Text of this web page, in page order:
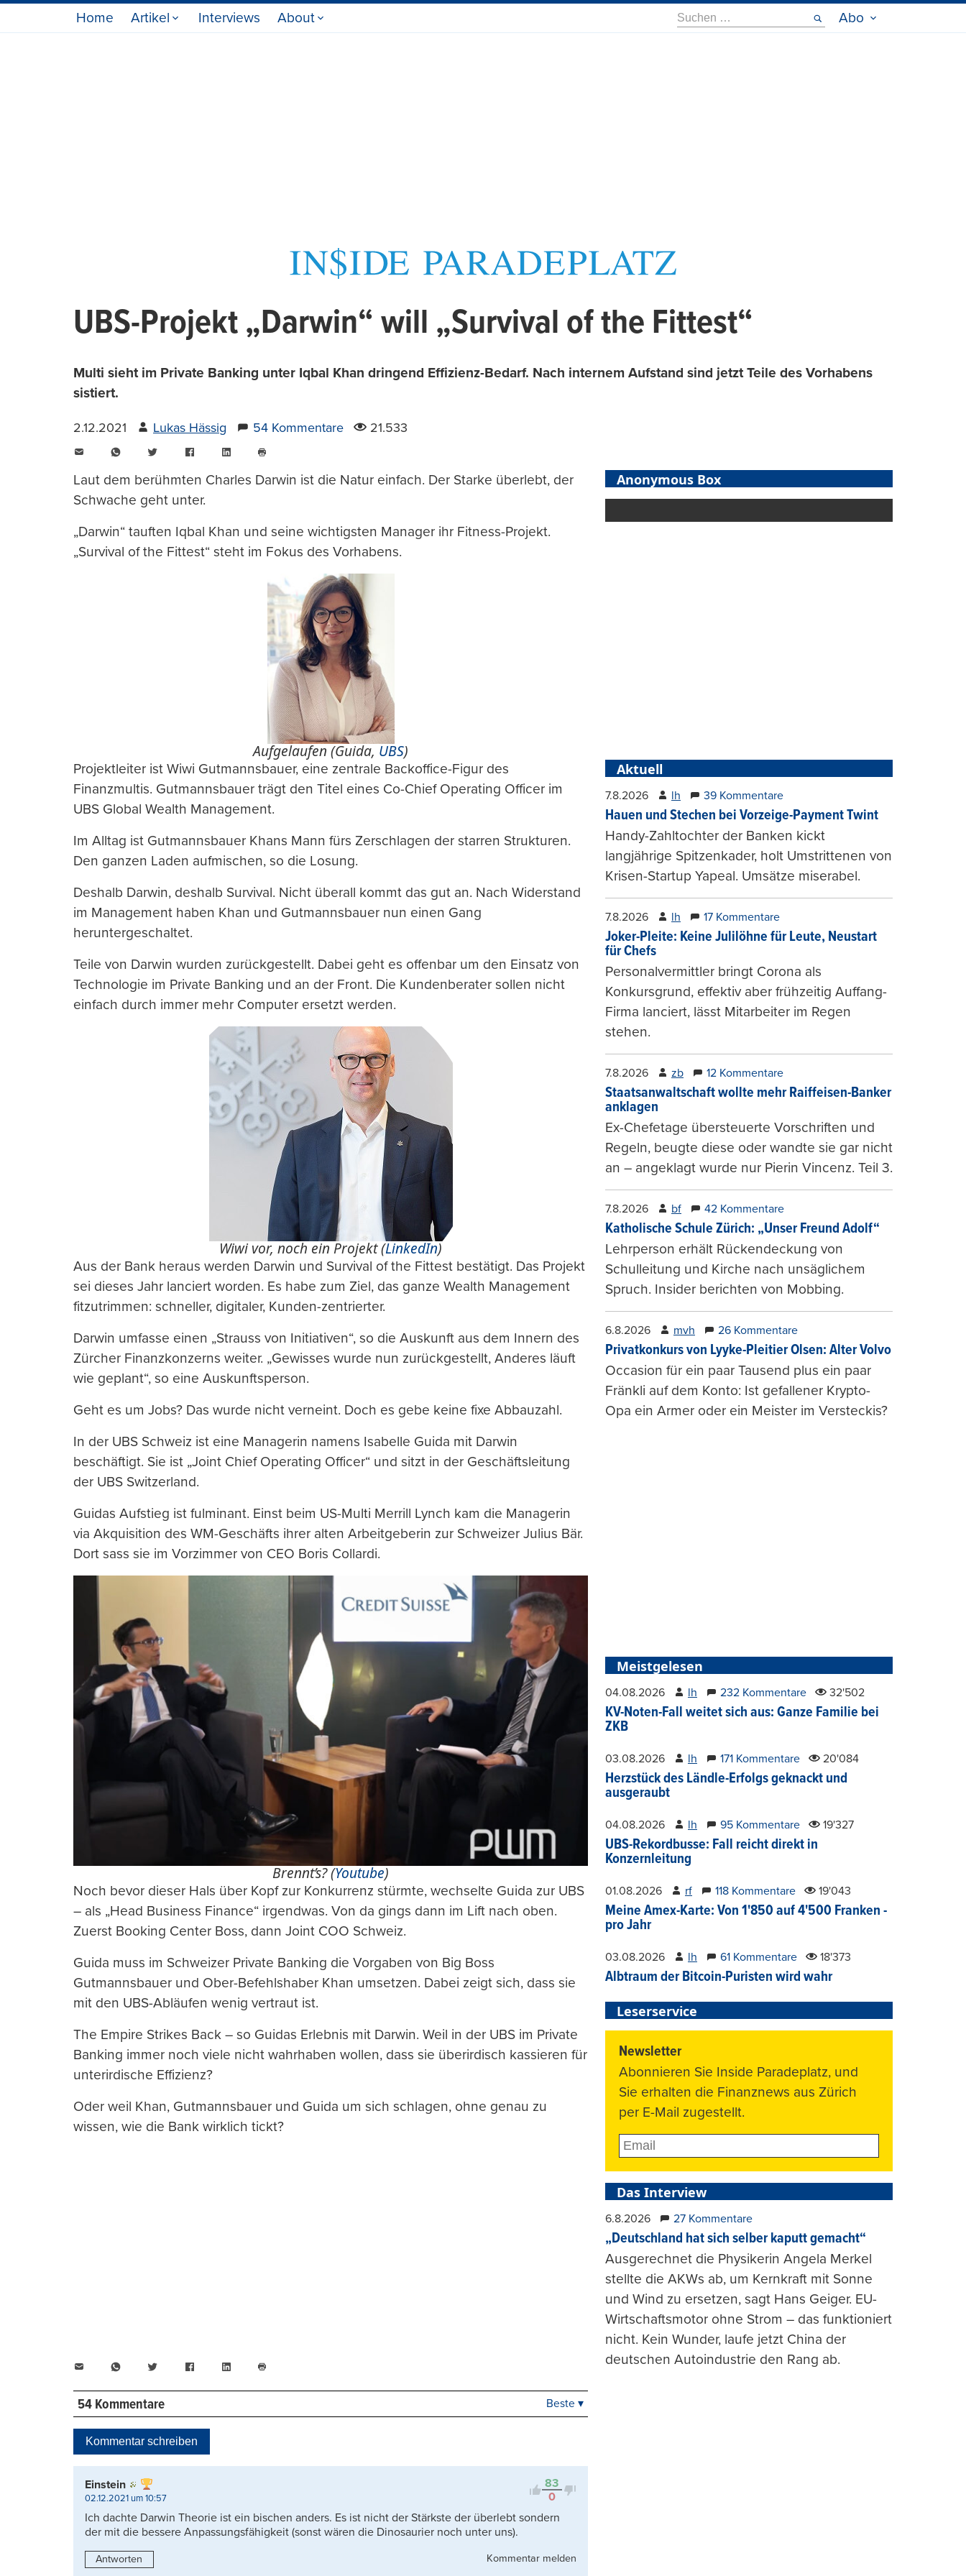
Home Artikel Interviews About
Suche
nach:
Abo
UBS-Projekt „Darwin“ will „Survival of the Fittest“
Multi sieht im Private Banking unter Iqbal Khan dringend Effizienz-Bedarf. Nach internem Aufstand sind jetzt Teile des Vorhabens
sistiert.
2.12.2021 Lukas Hässig 54 Kommentare 21.533
WhatsAppTwitter FacebookLinkedIn
drucken
Laut dem berühmten Charles Darwin ist die Natur einfach. Der Starke überlebt, der
Schwache geht unter.
„Darwin“ tauften Iqbal Khan und seine wichtigsten Manager ihr Fitness-Projekt.
„Survival of the Fittest“ steht im Fokus des Vorhabens.
Aufgelaufen (Guida, UBS)
Projektleiter ist Wiwi Gutmannsbauer, eine zentrale Backoffice-Figur des
Finanzmultis. Gutmannsbauer trägt den Titel eines Co-Chief Operating Officer im
UBS Global Wealth Management.
Im Alltag ist Gutmannsbauer Khans Mann fürs Zerschlagen der starren Strukturen.
Den ganzen Laden aufmischen, so die Losung.
Deshalb Darwin, deshalb Survival. Nicht überall kommt das gut an. Nach Widerstand
im Management haben Khan und Gutmannsbauer nun einen Gang
heruntergeschaltet.
Teile von Darwin wurden zurückgestellt. Dabei geht es offenbar um den Einsatz von
Technologie im Private Banking und an der Front. Die Kundenberater sollen nicht
einfach durch immer mehr Computer ersetzt werden.
Wiwi vor, noch ein Projekt (LinkedIn)
Aus der Bank heraus werden Darwin und Survival of the Fittest bestätigt. Das Projekt
sei dieses Jahr lanciert worden. Es habe zum Ziel, das ganze Wealth Management
fitzutrimmen: schneller, digitaler, Kunden-zentrierter.
Darwin umfasse einen „Strauss von Initiativen“, so die Auskunft aus dem Innern des
Zürcher Finanzkonzerns weiter. „Gewisses wurde nun zurückgestellt, Anderes läuft
wie geplant“, so eine Auskunftsperson.
Geht es um Jobs? Das wurde nicht verneint. Doch es gebe keine fixe Abbauzahl.
In der UBS Schweiz ist eine Managerin namens Isabelle Guida mit Darwin
beschäftigt. Sie ist „Joint Chief Operating Officer“ und sitzt in der Geschäftsleitung
der UBS Switzerland.
Guidas Aufstieg ist fulminant. Einst beim US-Multi Merrill Lynch kam die Managerin
via Akquisition des WM-Geschäfts ihrer alten Arbeitgeberin zur Schweizer Julius Bär.
Dort sass sie im Vorzimmer von CEO Boris Collardi.
Brennt’s? (Youtube)
Noch bevor dieser Hals über Kopf zur Konkurrenz stürmte, wechselte Guida zur UBS
– als „Head Business Finance“ irgendwas. Von da gings dann im Lift nach oben.
Zuerst Booking Center Boss, dann Joint COO Schweiz.
Guida muss im Schweizer Private Banking die Vorgaben von Big Boss
Gutmannsbauer und Ober-Befehlshaber Khan umsetzen. Dabei zeigt sich, dass sie
mit den UBS-Abläufen wenig vertraut ist.
The Empire Strikes Back – so Guidas Erlebnis mit Darwin. Weil in der UBS im Private
Banking immer noch viele nicht wahrhaben wollen, dass sie überirdisch kassieren für
unterirdische Effizienz?
Oder weil Khan, Gutmannsbauer und Guida um sich schlagen, ohne genau zu
wissen, wie die Bank wirklich tickt?
WhatsAppTwitter FacebookLinkedIn
drucken
54 Kommentare
Kontrovers
Beste ▾
Kommentar schreiben
83
0
Einstein
02.12.2021 um 10:57
Ich dachte Darwin Theorie ist ein bischen anders. Es ist nicht der Stärkste der überlebt sondern
der mit die bessere Anpassungsfähigkeit (sonst wären die Dinosaurier noch unter uns).
Antworten
Kommentar melden
Anonymous Box
Aktuell
7.8.2026 lh 39 Kommentare
Hauen und Stechen bei Vorzeige-Payment Twint
Handy-Zahltochter der Banken kickt
langjährige Spitzenkader, holt Umstrittenen von
Krisen-Startup Yapeal. Umsätze miserabel.
7.8.2026 lh 17 Kommentare
Joker-Pleite: Keine Julilöhne für Leute, Neustart
für Chefs
Personalvermittler bringt Corona als
Konkursgrund, effektiv aber frühzeitig Auffang-
Firma lanciert, lässt Mitarbeiter im Regen
stehen.
7.8.2026 zb 12 Kommentare
Staatsanwaltschaft wollte mehr Raiffeisen-Banker
anklagen
Ex-Chefetage übersteuerte Vorschriften und
Regeln, beugte diese oder wandte sie gar nicht
an – angeklagt wurde nur Pierin Vincenz. Teil 3.
7.8.2026 bf 42 Kommentare
Katholische Schule Zürich: „Unser Freund Adolf“
Lehrperson erhält Rückendeckung von
Schulleitung und Kirche nach unsäglichem
Spruch. Insider berichten von Mobbing.
6.8.2026 mvh 26 Kommentare
Privatkonkurs von Lyyke-Pleitier Olsen: Alter Volvo
Occasion für ein paar Tausend plus ein paar
Fränkli auf dem Konto: Ist gefallener Krypto-
Opa ein Armer oder ein Meister im Versteckis?
Meistgelesen
04.08.2026 lh 232 Kommentare 32'502
KV-Noten-Fall weitet sich aus: Ganze Familie bei
ZKB
03.08.2026 lh 171 Kommentare 20'084
Herzstück des Ländle-Erfolgs geknackt und
ausgeraubt
04.08.2026 lh 95 Kommentare 19'327
UBS-Rekordbusse: Fall reicht direkt in
Konzernleitung
01.08.2026 rf 118 Kommentare 19'043
Meine Amex-Karte: Von 1'850 auf 4'500 Franken -
pro Jahr
03.08.2026 lh 61 Kommentare 18'373
Albtraum der Bitcoin-Puristen wird wahr
Leserservice
Newsletter
Abonnieren Sie Inside Paradeplatz, und
Sie erhalten die Finanznews aus Zürich
per E-Mail zugestellt.
Das Interview
6.8.2026 27 Kommentare
„Deutschland hat sich selber kaputt gemacht“
Ausgerechnet die Physikerin Angela Merkel
stellte die AKWs ab, um Kernkraft mit Sonne
und Wind zu ersetzen, sagt Hans Geiger. EU-
Wirtschaftsmotor ohne Strom – das funktioniert
nicht. Kein Wunder, laufe jetzt China der
deutschen Autoindustrie den Rang ab.